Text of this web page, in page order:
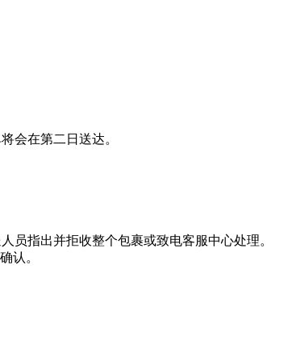
会在第二日送达。
员指出并拒收整个包裹或致电客服中心处理。
认。